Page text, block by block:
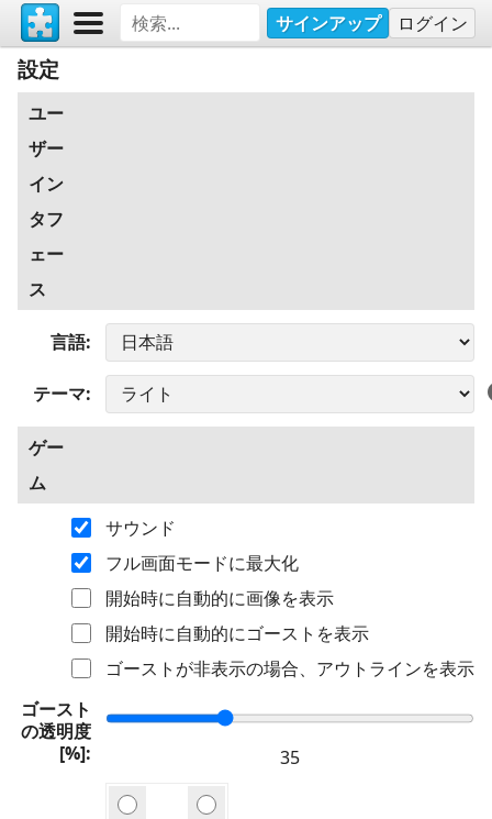
サインアップ ログイン
設定
ユー
ザー
イン
タフ
ェー
ス
言語
テーマ
ゲー
ム
サウンド
フル画面モードに最大化
開始時に自動的に画像を表示
開始時に自動的にゴーストを表示
ゴーストが非表示の場合、アウトラインを表示
ゴースト
の透明度
[%]